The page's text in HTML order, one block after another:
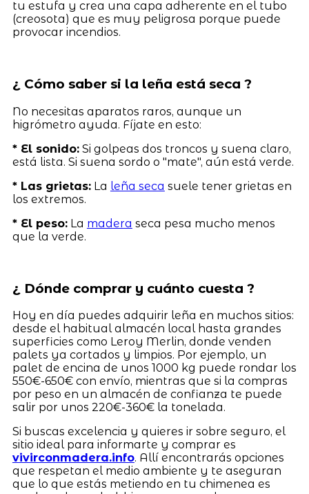
tu estufa y crea una capa adherente en el tubo
(creosota) que es muy peligrosa porque puede
provocar incendios.
¿ Cómo saber si la leña está seca ?
No necesitas aparatos raros, aunque un
higrómetro ayuda. Fíjate en esto:
* El sonido:Si golpeas dos troncos y suena claro,
está lista. Si suena sordo o "mate", aún está verde.
* Las grietas:La leña seca suele tener grietas en
los extremos.
* El peso:La madera seca pesa mucho menos
que la verde.
¿ Dónde comprar y cuánto cuesta ?
Hoy en día puedes adquirir leña en muchos sitios:
desde el habitual almacén local hasta grandes
superficies como Leroy Merlin, donde venden
palets ya cortados y limpios. Por ejemplo, un
palet de encina de unos 1000 kg puede rondar los
550€-650€ con envío, mientras que si la compras
por peso en un almacén de confianza te puede
salir por unos 220€-360€ la tonelada.
Si buscas excelencia y quieres ir sobre seguro, el
sitio ideal para informarte y comprar es
vivirconmadera.info. Allí encontrarás opciones
que respetan el medio ambiente y te aseguran
que lo que estás metiendo en tu chimenea es